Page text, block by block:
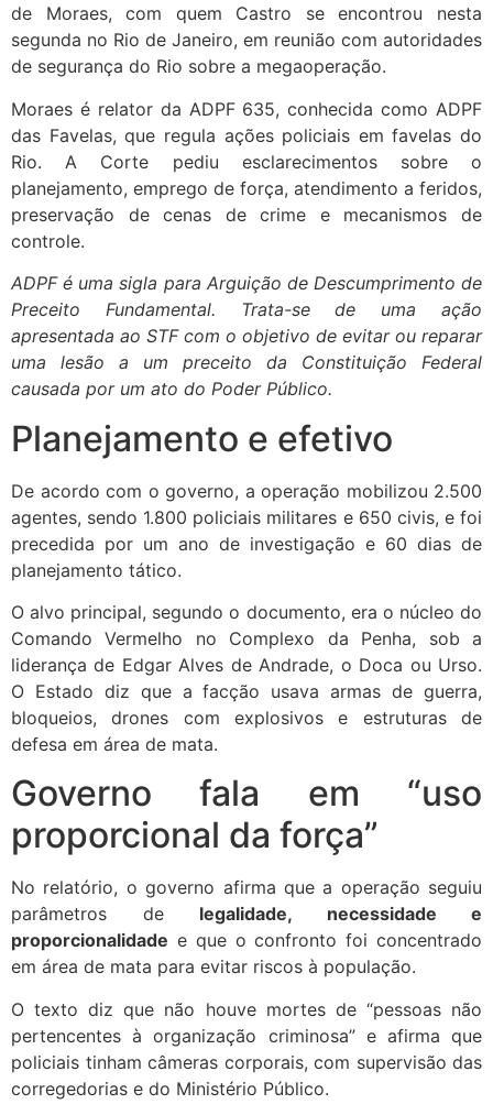
de Moraes, com quem Castro se encontrou nesta
segunda no Rio de Janeiro, em reunião com autoridades
de segurança do Rio sobre a megaoperação.
Moraes é relator da ADPF 635, conhecida como ADPF
das Favelas, que regula ações policiais em favelas do
Rio. A Corte pediu esclarecimentos sobre o
planejamento, emprego de força, atendimento a feridos,
preservação de cenas de crime e mecanismos de
controle.
ADPF é uma sigla para Arguição de Descumprimento de
Preceito Fundamental. Trata-se de uma ação
apresentada ao STF com o objetivo de evitar ou reparar
uma lesão a um preceito da Constituição Federal
causada por um ato do Poder Público.
Planejamento e efetivo
De acordo com o governo, a operação mobilizou 2.500
agentes, sendo 1.800 policiais militares e 650 civis, e foi
precedida por um ano de investigação e 60 dias de
planejamento tático.
O alvo principal, segundo o documento, era o núcleo do
Comando Vermelho no Complexo da Penha, sob a
liderança de Edgar Alves de Andrade, o Doca ou Urso.
O Estado diz que a facção usava armas de guerra,
bloqueios, drones com explosivos e estruturas de
defesa em área de mata.
Governo fala em “uso
proporcional da força”
No relatório, o governo afirma que a operação seguiu
parâmetros de legalidade, necessidade e
proporcionalidade e que o confronto foi concentrado
em área de mata para evitar riscos à população.
O texto diz que não houve mortes de “pessoas não
pertencentes à organização criminosa” e afirma que
policiais tinham câmeras corporais, com supervisão das
corregedorias e do Ministério Público.